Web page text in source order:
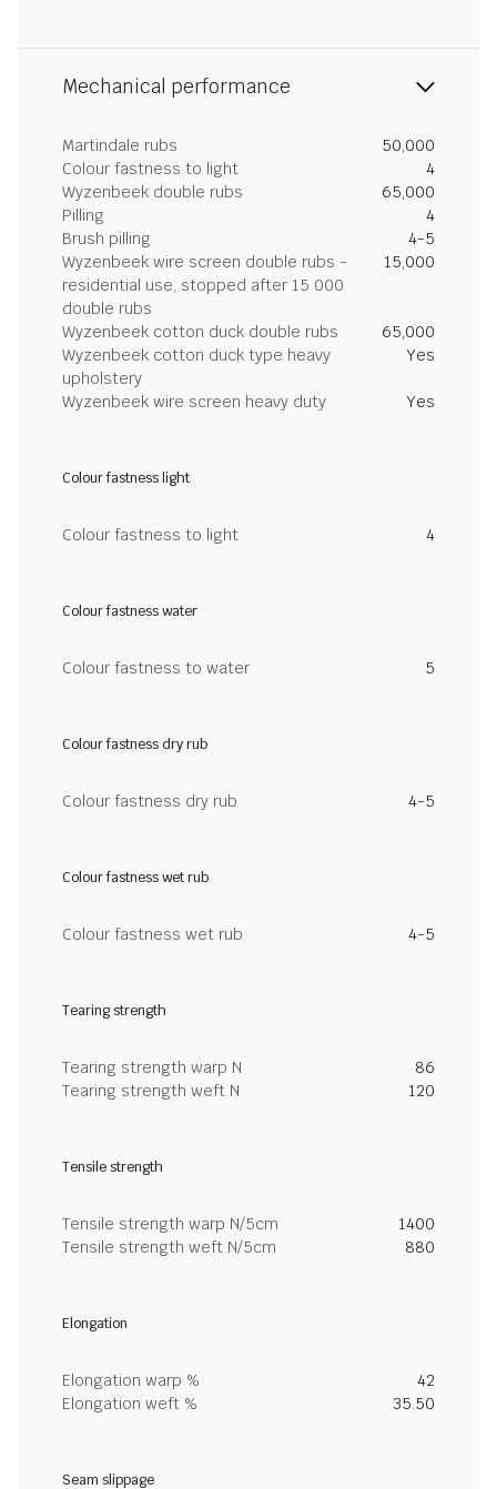
Mechanical performance
Martindale rubs
50,000
Colour fastness to light
4
Wyzenbeek double rubs
65,000
Pilling
4
Brush pilling
4-5
Wyzenbeek wire screen double rubs -
residential use, stopped after 15 000
double rubs
15,000
Wyzenbeek cotton duck double rubs
65,000
Wyzenbeek cotton duck type heavy
upholstery
Yes
Wyzenbeek wire screen heavy duty Yes
Colour fastness light
Colour fastness to light 4
Colour fastness water
Colour fastness to water 5
Colour fastness dry rub
Colour fastness dry rub 4-5
Colour fastness wet rub
Colour fastness wet rub 4-5
Tearing strength
Tearing strength warp N
86
Tearing strength weft N
120
Tensile strength
Tensile strength warp N/5cm
1400
Tensile strength weft N/5cm
880
Elongation
Elongation warp %
42
Elongation weft %
35.50
Seam slippage